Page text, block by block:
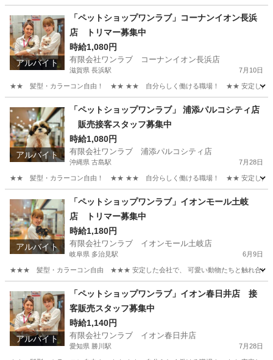
泉中央駅 その他 スタッフ
アルバイト
「ペットショップワンラブ」コーナンイオン長浜
店 トリマー募集中
時給1,080円
有限会社ワンラブ コーナンイオン長浜店
滋賀県 長浜駅 7月10日
★★ 髪型・カラーコン自由！ ★★ ★★ 自分らしく働ける職場！ ★★ 安定した会社で
長浜駅 動物
アルバイト
「ペットショップワンラブ」 浦添パルコシティ店
販売接客スタッフ募集中
時給1,080円
有限会社ワンラブ 浦添パルコシティ店
沖縄県 古島駅 7月28日
★★ 髪型・カラーコン自由！ ★★ ★★ 自分らしく働ける職場！ ★★ 安定した会社で
古島駅 スタッフ
アルバイト
「ペットショップワンラブ」イオンモール土岐
店 トリマー募集中
時給1,180円
有限会社ワンラブ イオンモール土岐店
岐阜県 多治見駅 6月9日
★★★ 髪型・カラーコン自由 ★★★ 安定した会社で、 可愛い動物たちと触れ合いな
多治見駅 その他 時給
アルバイト
「ペットショップワンラブ」イオン春日井店 接
客販売スタッフ募集中
時給1,140円
有限会社ワンラブ イオン春日井店
愛知県 勝川駅 7月28日